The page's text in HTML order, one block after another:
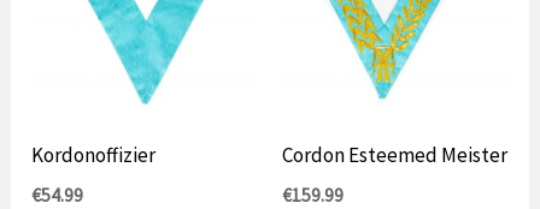
Kordonoffizier
€54.99
Cordon Esteemed Meister
€159.99